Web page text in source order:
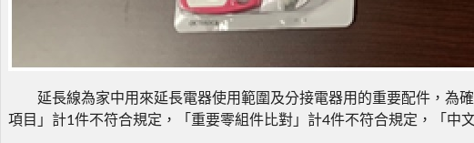
延長線為家中用來延長電器使用範圍及分接電器用的重要配件，為確
項目」計1件不符合規定，「重要零組件比對」計4件不符合規定，「中